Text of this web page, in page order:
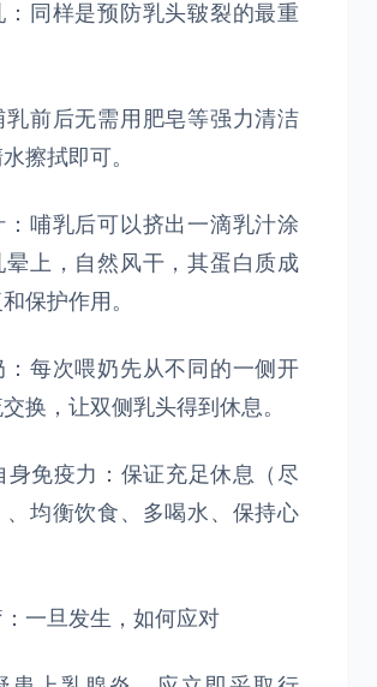
：同样是预防乳头皲裂的最重
乳前后无需用肥皂等强力清洁
擦拭即可。
：哺乳后可以挤出一滴乳汁涂
晕上，自然风干，其蛋白质成
保护作用。
：每次喂奶先从不同的一侧开
换，让双侧乳头得到休息。
身免疫力：保证充足休息（尽
、均衡饮食、多喝水、保持心
一旦发生，如何应对